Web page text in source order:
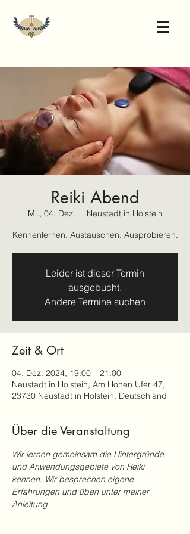
Reiki Abend
Mi., 04. Dez.
  |
Neustadt in Holstein
Kennenlernen. Austauschen. Ausprobieren.
Leider ist dieser Termin
ausgebucht.
Andere Termine suchen
Zeit & Ort
04. Dez. 2024, 19:00 – 21:00
Neustadt in Holstein, Am Hohen Ufer 47,
23730 Neustadt in Holstein, Deutschland
Über die Veranstaltung
Wir lernen gemeinsam die Hintergründe
und Anwendungsgebiete von Reiki
kennen. Wir besprechen eigene
Erfahrungen und üben unter meiner
Anleitung.